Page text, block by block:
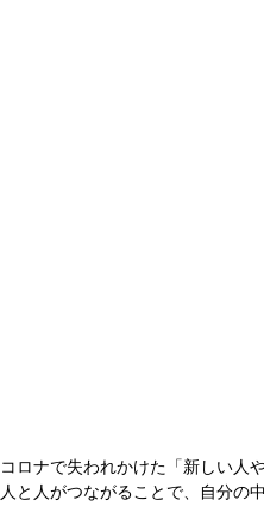
コロナで失われかけた「新しい人
人と人がつながることで、自分の